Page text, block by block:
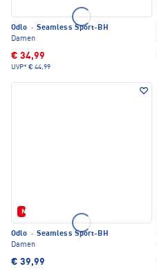
Odlo · Seamless Sport-BH
Damen
€ 34,99
UVP* € 44,99
Neu
Odlo · Seamless Sport-BH
Damen
€ 39,99